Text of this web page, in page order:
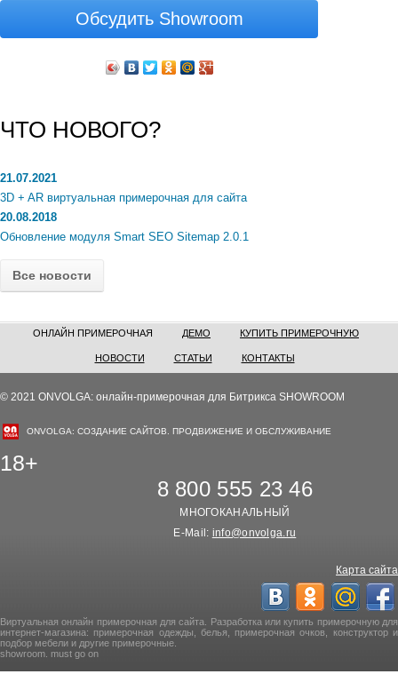
Обсудить Showroom
ЧТО НОВОГО?
21.07.2021
3D + AR виртуальная примерочная для сайта
20.08.2018
Обновление модуля Smart SEO Sitemap 2.0.1
Все новости
ОНЛАЙН ПРИМЕРОЧНАЯ ДЕМО КУПИТЬ ПРИМЕРОЧНУЮ
НОВОСТИ СТАТЬИ КОНТАКТЫ
© 2021 ONVOLGA: онлайн-примерочная для Битрикса SHOWROOM
ONVOLGA: СОЗДАНИЕ САЙТОВ. ПРОДВИЖЕНИЕ И ОБСЛУЖИВАНИЕ
18+
8 800 555 23 46
МНОГОКАНАЛЬНЫЙ
E-Mail: info@onvolga.ru
Карта сайта
Виртуальная онлайн примерочная для сайта. Разработка или купить примерочную для
интернет-магазина: примерочная одежды, белья, примерочная очков, конструктор и
подбор мебели и другие примерочные.
showroom. must go on